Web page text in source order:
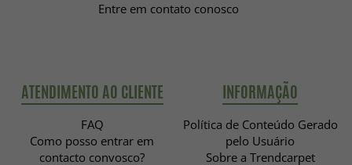
Entre em contato conosco
ATENDIMENTO AO CLIENTE
FAQ
Como posso entrar em
contacto convosco?
INFORMAÇÃO
Política de Conteúdo Gerado
pelo Usuário
Sobre a Trendcarpet